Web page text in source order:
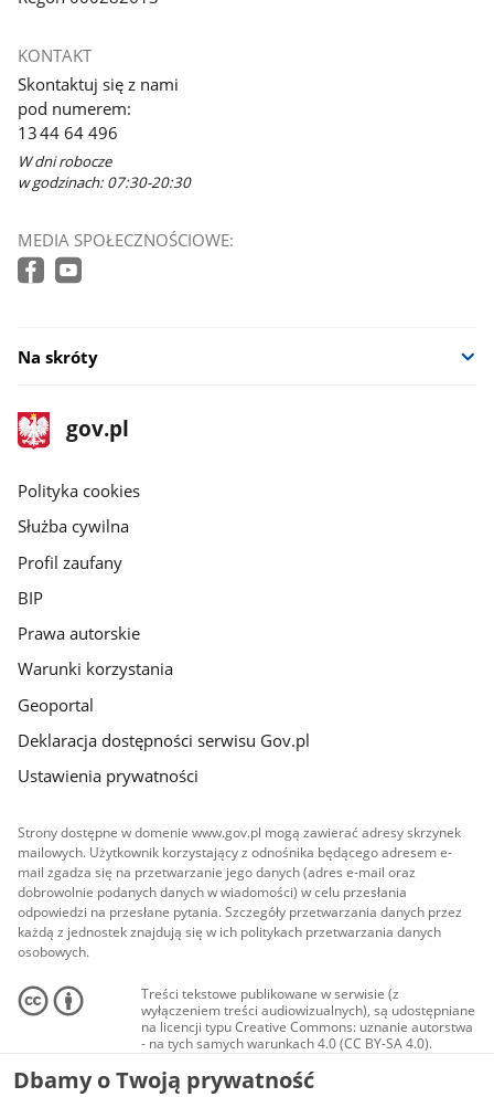
KONTAKT
Skontaktuj się z nami
pod numerem:
13 44 64 496
W dni robocze
w godzinach: 07:30-20:30
MEDIA SPOŁECZNOŚCIOWE:
Na skróty
stopka
gov.pl
Strona
gov.pl
gov.pl
Polityka cookies
Służba cywilna
Profil zaufany
BIP
Prawa autorskie
Warunki korzystania
Geoportal
Deklaracja dostępności serwisu Gov.pl
Ustawienia prywatności
Strony dostępne w domenie www.gov.pl mogą zawierać adresy skrzynek
mailowych. Użytkownik korzystający z odnośnika będącego adresem e-
mail zgadza się na przetwarzanie jego danych (adres e-mail oraz
dobrowolnie podanych danych w wiadomości) w celu przesłania
odpowiedzi na przesłane pytania. Szczegóły przetwarzania danych przez
każdą z jednostek znajdują się w ich politykach przetwarzania danych
osobowych.
Treści tekstowe publikowane w serwisie (z
wyłączeniem treści audiowizualnych), są udostępniane
na licencji typu Creative Commons: uznanie autorstwa
- na tych samych warunkach 4.0 (CC BY-SA 4.0).
Materiały audiowizualne, w tym zdjęcia, materiały
audio i wideo, są udostępniane na licencji typu
Dbamy o Twoją prywatność